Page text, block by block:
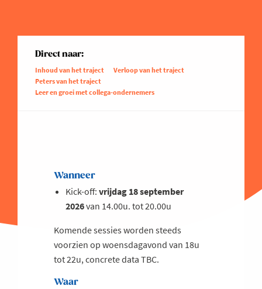
Direct naar:
Inhoud van het traject
Verloop van het traject
Peters van het traject
Leer en groei met collega-ondernemers
Wanneer
Kick-off: vrijdag 18 september
2026van 14.00u. tot 20.00u
Komende sessies worden steeds
voorzien op woensdagavond van 18u
tot 22u, concrete data TBC.
Waar